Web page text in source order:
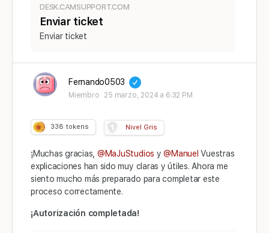
DESK.CAMSUPPORT.COM
Enviar ticket
Enviar ticket
Fernando0503
Miembro 25 marzo, 2024 a 6:32 PM
338 tokens Nivel Gris
¡Muchas gracias, @MaJuStudios y@Manuel Vuestras
explicaciones han sido muy claras y útiles. Ahora me
siento mucho más preparado para completar este
proceso correctamente.
¡Autorización completada!